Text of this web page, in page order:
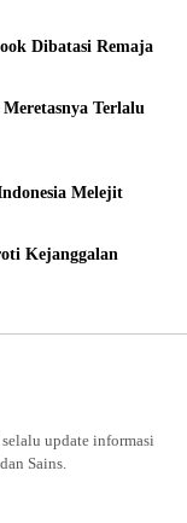
Dibatasi Remaja
Terlalu
Melejit
Kejanggalan
update informasi
Sains.